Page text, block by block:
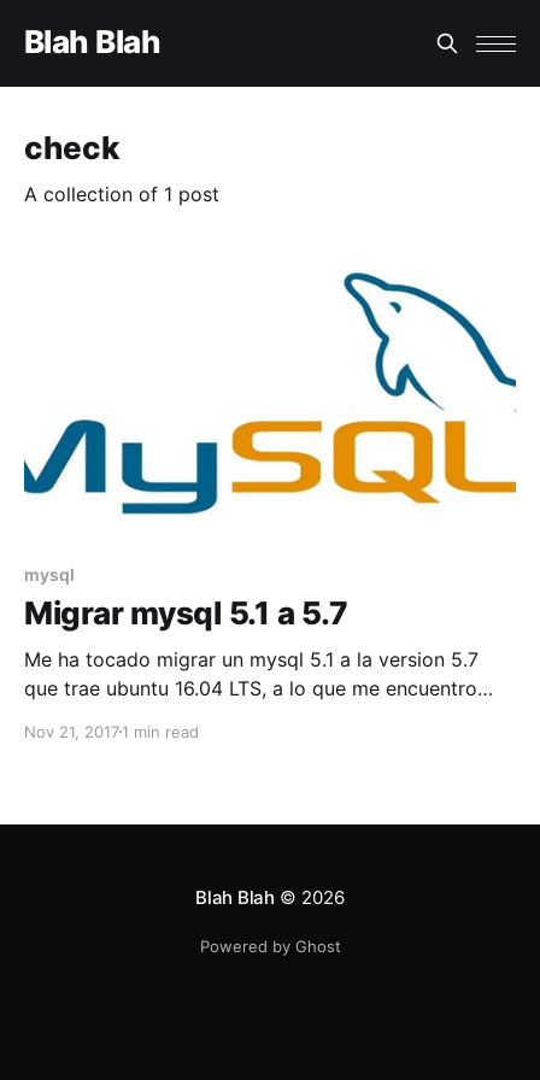
Blah Blah
check
A collection of 1 post
mysql
Migrar mysql 5.1 a 5.7
Me ha tocado migrar un mysql 5.1 a la version 5.7
que trae ubuntu 16.04 LTS, a lo que me encuentro
A continuación describo los comandos que use para
Nov 21, 20171 min read
Blah Blah © 2026
Powered by Ghost